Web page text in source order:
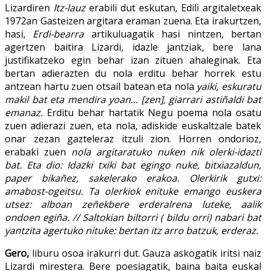
Lizardiren Itz-lauzerabili dut eskutan, Edili argitaletxeak
1972an Gasteizen argitara eraman zuena. Eta irakurtzen,
hasi, Erdi-bearraartikuluagatik hasi nintzen, bertan
agertzen baitira Lizardi, idazle jantziak, bere lana
justifikatzeko egin behar izan zituen ahaleginak. Eta
bertan adierazten du nola erditu behar horrek estu
antzean hartu zuen otsail batean eta nola yaiki, eskuratu
makil bat eta mendira yoan... [zen], giarrari astiñaldi bat
emanaz. Erditu behar hartatik Negu poema nola osatu
zuen adierazi zuen, eta nola, adiskide euskaltzale batek
onar zezan gazteleraz itzuli zion. Horren ondorioz,
erabaki zuen nola argitaratuko nuken nik olerki-idazti
bat. Eta dio: Idazki txiki bat egingo nuke, bitxiazaldun,
paper bikañez, sakelerako erakoa. Olerkirik gutxi:
amabost-ogeitsu. Ta olerkiok enituke emango euskera
utsez: alboan zeñekbere erderalrena luteke, aalik
ondoen egiña. // Saltokian biltorri ( bildu orri) nabari bat
yantzita agertuko nituke: bertan itz arro batzuk, erderaz.
Gero, liburu osoa irakurri dut. Gauza askogatik iritsi naiz
Lizardi mirestera. Bere poesiagatik, baina baita euskal